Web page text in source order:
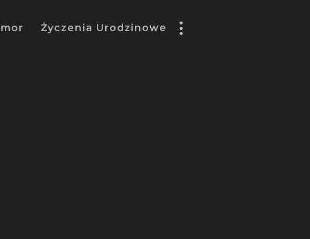
Życzenia Urodzinowe